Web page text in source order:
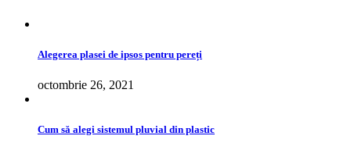
Alegerea plasei de ipsos pentru pereți
octombrie 26, 2021
Cum să alegi sistemul pluvial din plastic